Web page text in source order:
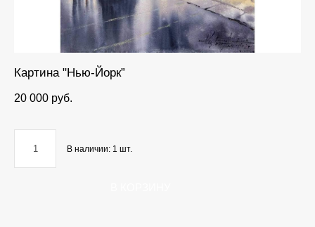
Картина "Нью-Йорк”
20 000 pуб.
В наличии: 1 шт.